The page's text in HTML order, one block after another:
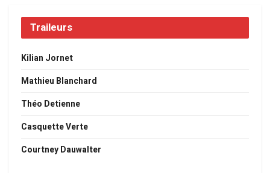
Traileurs
Kilian Jornet
Mathieu Blanchard
Théo Detienne
Casquette Verte
Courtney Dauwalter